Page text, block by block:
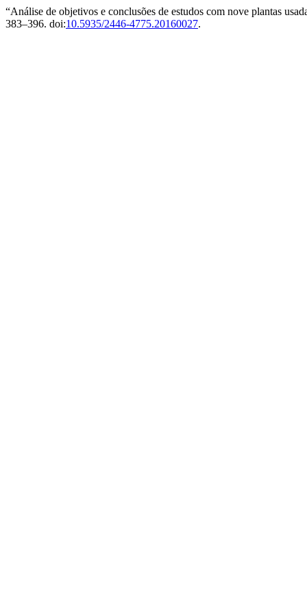
“Análise de objetivos e conclusões de estudos com nove plantas
383–396. doi:10.5935/2446-4775.20160027.